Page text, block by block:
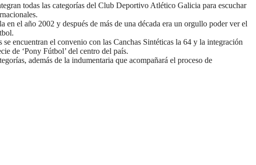
todas las categorías del Club Deportivo Atlético Galicia para escuchar
el año 2002 y después de más de una década era un orgullo poder ver el
encuentran el convenio con las Canchas Sintéticas la 64 y la integración
de ‘Pony Fútbol’ del centro del país.
además de la indumentaria que acompañará el proceso de